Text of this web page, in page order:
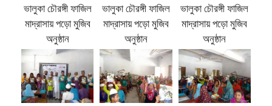
ভালুকা চৌরঙ্গী ফাজিল
মাদ্রাসায় পড়ো মুজিব
অনুষ্ঠান
ভালুকা চৌরঙ্গী ফাজিল
মাদ্রাসায় পড়ো মুজিব
অনুষ্ঠান
ভালুকা চৌরঙ্গী ফাজিল
মাদ্রাসায় পড়ো মুজিব
অনুষ্ঠান